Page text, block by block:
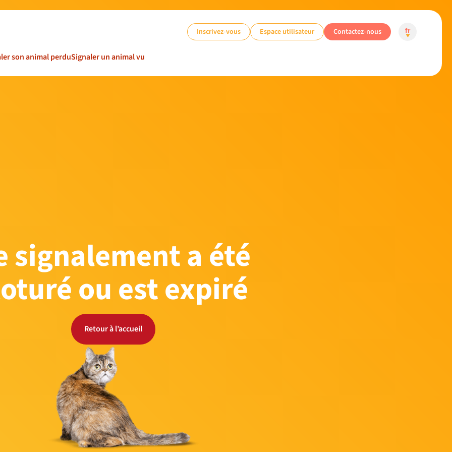
son animal perduSignaler un animal vu
Inscrivez-vous Espace utilisateur Contactez-nous fr
signalement a été
ou est expiré
Retour à l’accueil